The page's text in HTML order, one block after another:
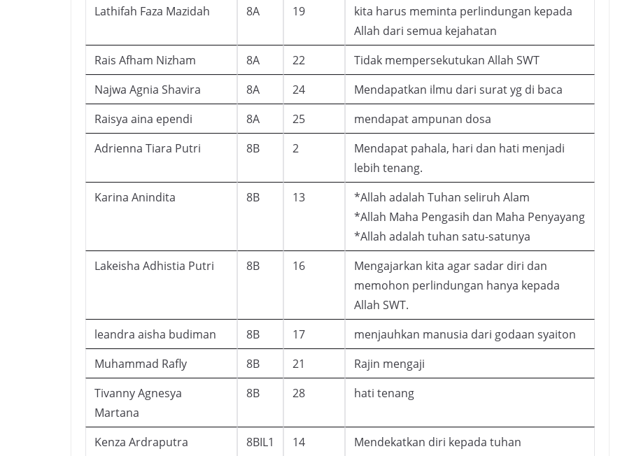
Lathifah Faza Mazidah
8A 19
kita harus meminta perlindungan kepada
Allah dari semua kejahatan
Rais Afham Nizham
8A 22
Tidak mempersekutukan Allah SWT
Najwa Agnia Shavira
8A 24
Mendapatkan ilmu dari surat yg di baca
Raisya aina ependi
8A 25
mendapat ampunan dosa
Adrienna Tiara Putri
8B 2
Mendapat pahala, hari dan hati menjadi
lebih tenang.
Karina Anindita
8B 13
*Allah adalah Tuhan seliruh Alam
*Allah Maha Pengasih dan Maha Penyayang
*Allah adalah tuhan satu-satunya
Lakeisha Adhistia Putri
8B 16
Mengajarkan kita agar sadar diri dan
memohon perlindungan hanya kepada
Allah SWT.
leandra aisha budiman
8B 17
menjauhkan manusia dari godaan syaiton
Muhammad Rafly
8B 21
Rajin mengaji
Tivanny Agnesya
Martana
8B 28 hati tenang
Kenza Ardraputra
8BIL1 14 Mendekatkan diri kepada tuhan